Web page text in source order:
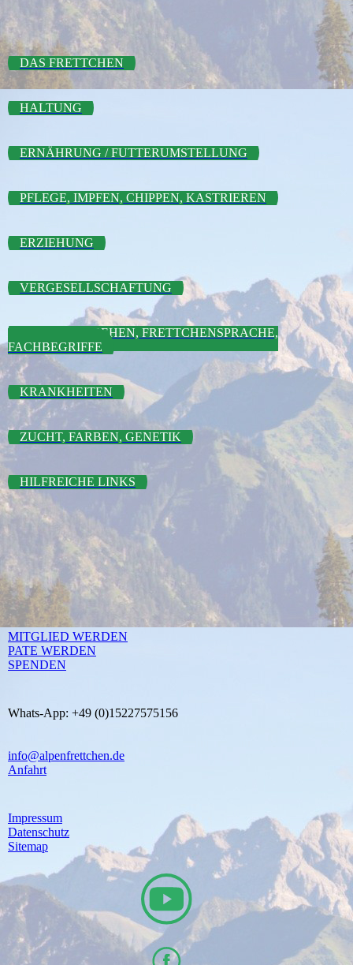
DAS FRETTCHEN
HALTUNG
ERNÄHRUNG / FUTTERUMSTELLUNG
PFLEGE, IMPFEN, CHIPPEN, KASTRIEREN
ERZIEHUNG
VERGESELLSCHAFTUNG
SPAZIEREN GEHEN, FRETTCHENSPRACHE,
FACHBEGRIFFE
KRANKHEITEN
ZUCHT, FARBEN, GENETIK
HILFREICHE LINKS
MITGLIED WERDEN
PATE WERDEN
SPENDEN
Whats-App: +49 (0)15227575156
info@alpenfrettchen.de
Anfahrt
Impressum
Datenschutz
Sitemap